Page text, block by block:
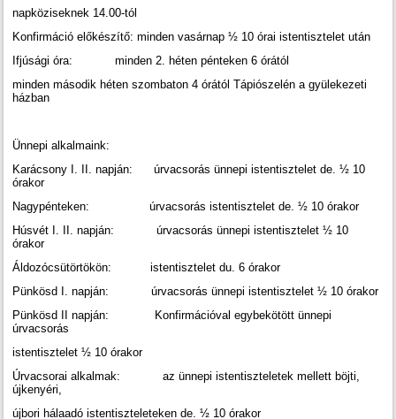
napköziseknek 14.00-tól
Konfirmáció előkészítő: minden vasárnap ½ 10 órai istentisztelet után
Ifjúsági óra: minden 2. héten pénteken 6 órától
minden második héten szombaton 4 órától Tápiószelén a gyülekezeti
házban
Ünnepi alkalmaink:
Karácsony I. II. napján: úrvacsorás ünnepi istentisztelet de. ½ 10
órakor
Nagypénteken: úrvacsorás istentisztelet de. ½ 10 órakor
Húsvét I. II. napján: úrvacsorás ünnepi istentisztelet ½ 10
órakor
Áldozócsütörtökön: istentisztelet du. 6 órakor
Pünkösd I. napján: úrvacsorás ünnepi istentisztelet ½ 10 órakor
Pünkösd II napján: Konfirmációval egybekötött ünnepi
úrvacsorás
istentisztelet ½ 10 órakor
Úrvacsorai alkalmak: az ünnepi istentiszteletek mellett böjti,
újkenyéri,
újbori hálaadó istentiszteleteken de. ½ 10 órakor